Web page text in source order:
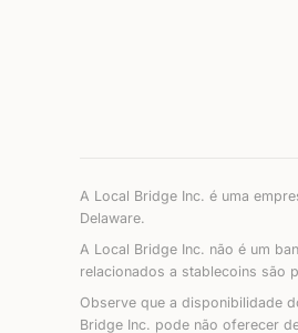
A Local Bridge Inc. é uma
Delaware.
A Local Bridge Inc. não é um
relacionados a stablecoins são
Observe que a disponibilidade
Bridge Inc. pode não oferecer